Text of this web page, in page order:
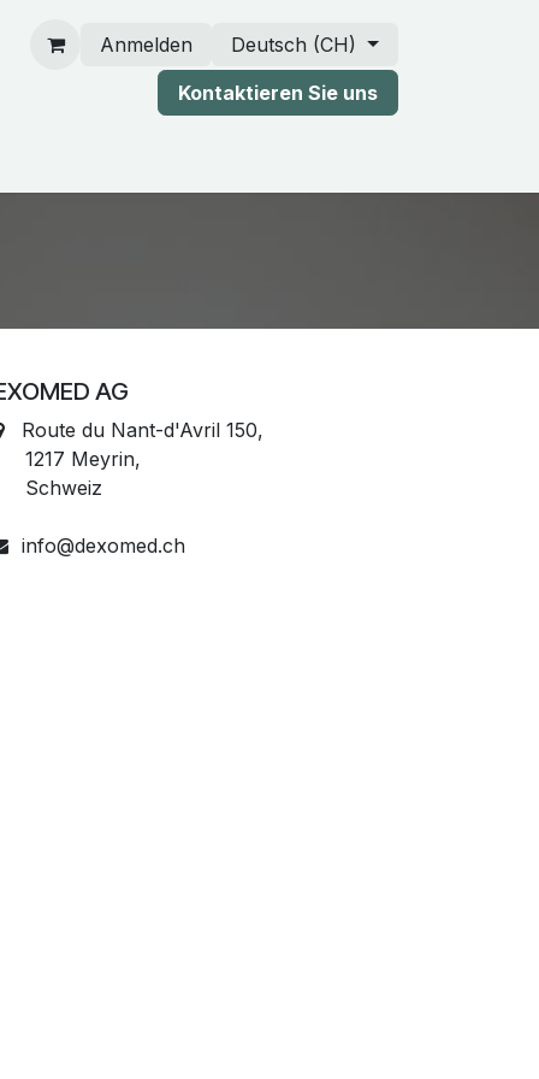
Anmelden
Deutsch (CH)
Kontaktieren Sie uns
AG
Route du Nant-d'Avril 150,
1217 Meyrin,
Schweiz
info@dexomed.ch